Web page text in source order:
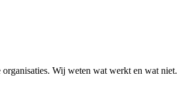
organisaties. Wij weten wat werkt en wat niet.